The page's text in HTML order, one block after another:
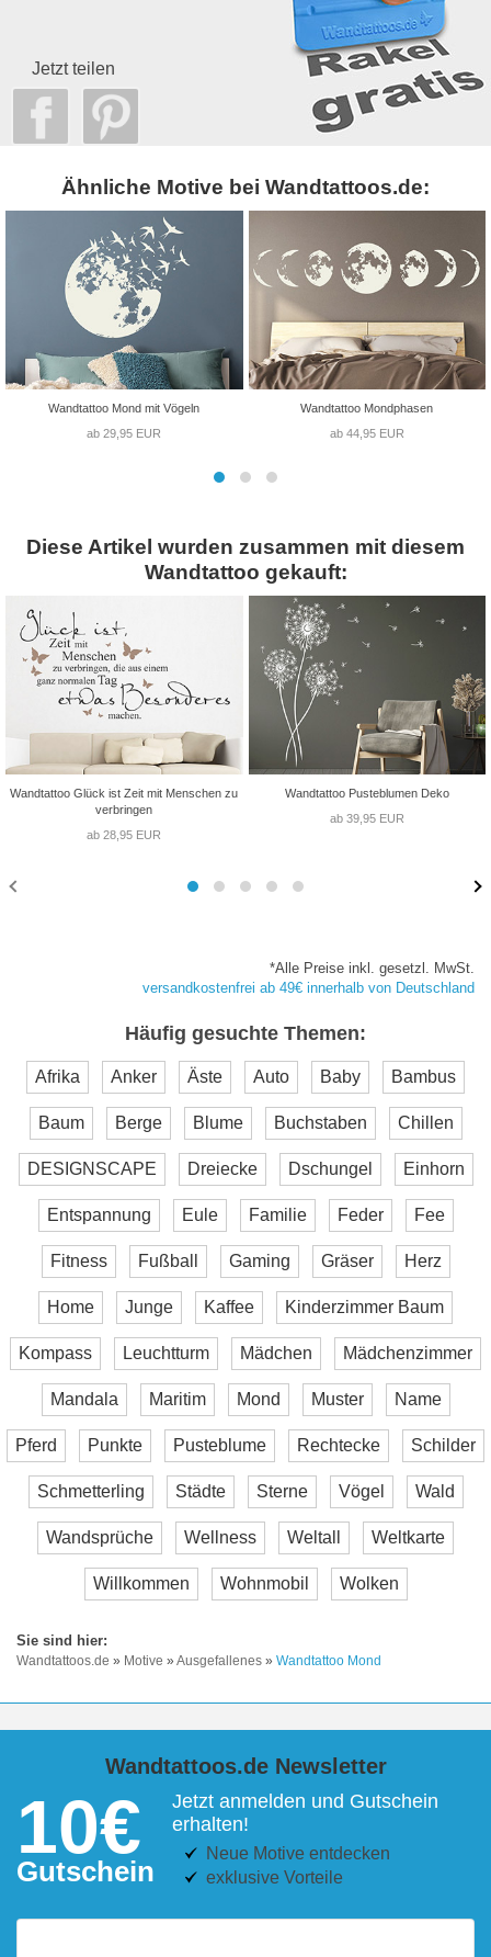
Jetzt teilen
Ähnliche Motive bei Wandtattoos.de:
Wandtattoo Mond mit Vögeln
ab 29,95 EUR
Wandtattoo Mondphasen
ab 44,95 EUR
Diese Artikel wurden zusammen mit diesem
Wandtattoo gekauft:
Wandtattoo Glück ist Zeit mit Menschen zu
verbringen
ab 28,95 EUR
Wandtattoo Pusteblumen Deko
ab 39,95 EUR
*Alle Preise inkl. gesetzl. MwSt.
versandkostenfrei ab 49€ innerhalb von Deutschland
Häufig gesuchte Themen:
Afrika Anker Äste Auto Baby Bambus
Baum Berge Blume Buchstaben Chillen
DESIGNSCAPE Dreiecke Dschungel Einhorn
Entspannung Eule Familie Feder Fee
Fitness Fußball Gaming Gräser Herz
Home Junge Kaffee Kinderzimmer Baum
Kompass Leuchtturm Mädchen Mädchenzimmer
Mandala Maritim Mond Muster Name
Pferd Punkte Pusteblume Rechtecke Schilder
Schmetterling Städte Sterne Vögel Wald
Wandsprüche Wellness Weltall Weltkarte
Willkommen Wohnmobil Wolken
Wandtattoos.de » Motive » Ausgefallenes » Wandtattoo Mond
Wandtattoos.de Newsletter
10€
Gutschein
Jetzt anmelden und Gutschein
erhalten!
Neue Motive entdecken
exklusive Vorteile